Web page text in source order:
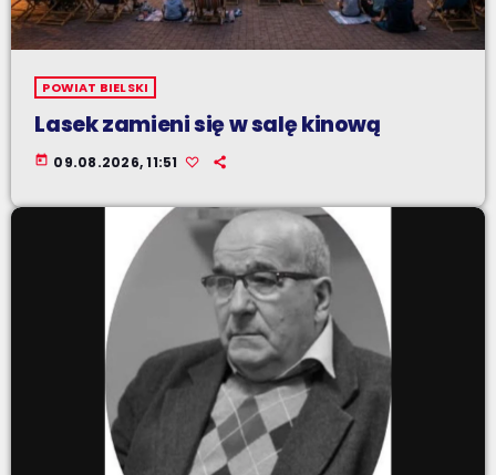
POWIAT BIELSKI
Lasek zamieni się w salę kinową
today 09.08.2026, 11:51